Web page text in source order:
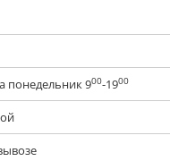
понедельник 900-1900